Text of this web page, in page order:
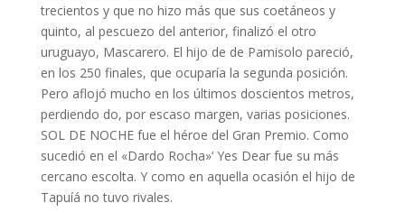
trecientos y que no hizo más que sus coetáneos y
quinto, al pescuezo del anterior, finalizó el otro
uruguayo, Mascarero. El hijo de de Pamisolo pareció,
en los 250 finales, que ocuparía la segunda posición.
Pero aflojó mucho en los últimos doscientos metros,
perdiendo do, por escaso margen, varias posiciones.
SOL DE NOCHE fue el héroe del Gran Premio. Como
sucedió en el «Dardo Rocha»‘ Yes Dear fue su más
cercano escolta. Y como en aquella ocasión el hijo de
Tapuíá no tuvo rivales.